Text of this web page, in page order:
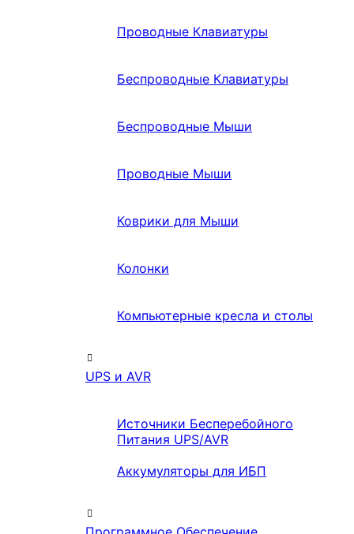
Проводные Клавиатуры
Беспроводные Клавиатуры
Беспроводные Мыши
Проводные Мыши
Коврики для Мыши
Колонки
Компьютерные кресла и столы
UPS и AVR
Источники Бесперебойного
Питания UPS/AVR
Аккумуляторы для ИБП